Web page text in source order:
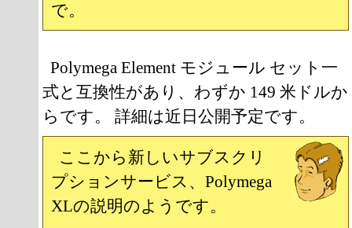
で。
Polymega Element モジュール セット一
式と互換性があり、わずか 149 米ドルか
らです。 詳細は近日公開予定です。
ここから新しいサブスクリ
プションサービス、Polymega
XLの説明のようです。